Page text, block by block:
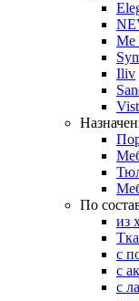
Me
Iliv
По
из
с
с
с